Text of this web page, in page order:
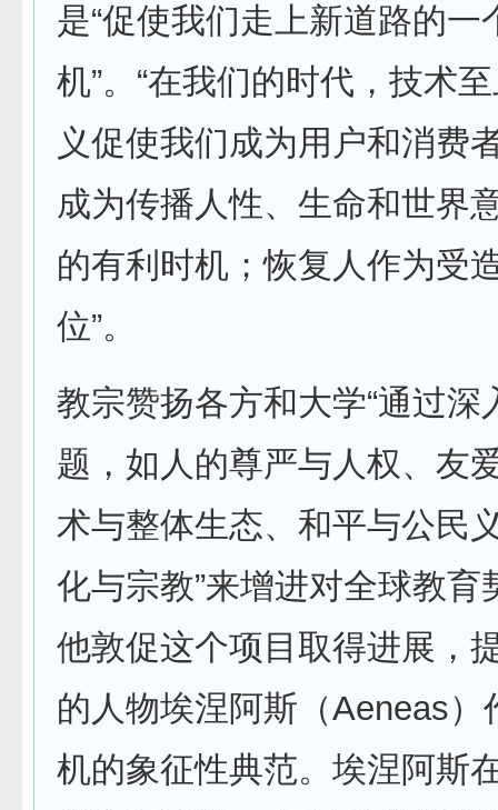
是“促使我们走上新道路的一
机”。“在我们的时代，技术
义促使我们成为用户和消费
成为传播人性、生命和世界
的有利时机；恢复人作为受
位”。
教宗赞扬各方和大学“通过深
题，如人的尊严与人权、友
术与整体生态、和平与公民
化与宗教”来增进对全球教育
他敦促这个项目取得进展，
的人物埃涅阿斯（Aeneas）
机的象征性典范。埃涅阿斯